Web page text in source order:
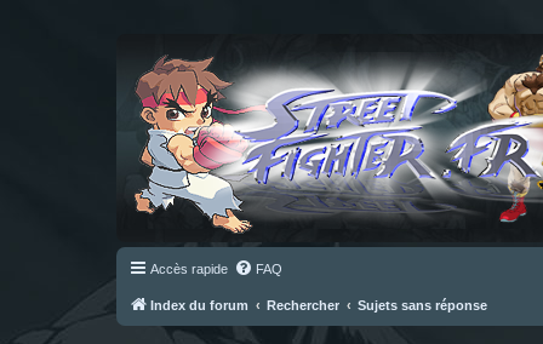
Accès rapide FAQ
Index du forum Rechercher Sujets sans réponse